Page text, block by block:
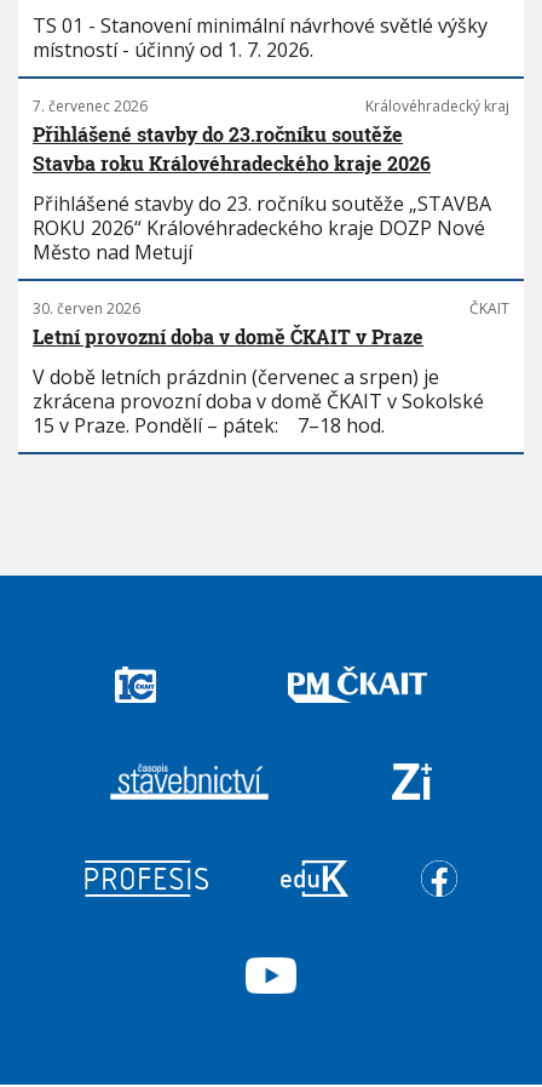
TS 01 - Stanovení minimální návrhové světlé výšky
místností - účinný od 1. 7. 2026.
7. červenec 2026 Královéhradecký kraj
Přihlášené stavby do 23.ročníku soutěže
Stavba roku Královéhradeckého kraje 2026
Přihlášené stavby do 23. ročníku soutěže „STAVBA
ROKU 2026“ Královéhradeckého kraje DOZP Nové
Město nad Metují
30. červen 2026 ČKAIT
Letní provozní doba v domě ČKAIT v Praze
V době letních prázdnin (červenec a srpen) je
zkrácena provozní doba v domě ČKAIT v Sokolské
15 v Praze. Pondělí – pátek: 7–18 hod.